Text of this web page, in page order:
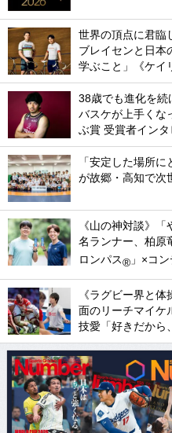
世界の頂点に君臨
ブレイセンと日本
学ぶこと」《ケイ
38歳でも進化を続
バスケが上手くな
ぶ賞 受賞者インタ
「安定した場所
が故郷・高知で次
《山の神対談》
名ランナー、柏原
ロンパス® 」×コ
《ラグビー界と
面のリーチマイケ
技愛「好きだから